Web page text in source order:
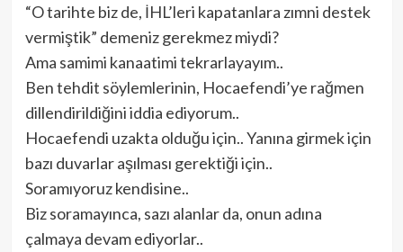
“O tarihte biz de, İHL’leri kapatanlara zımni destek
vermiştik” demeniz gerekmez miydi?
Ama samimi kanaatimi tekrarlayayım..
Ben tehdit söylemlerinin, Hocaefendi’ye rağmen
dillendirildiğini iddia ediyorum..
Hocaefendi uzakta olduğu için.. Yanına girmek için
bazı duvarlar aşılması gerektiği için..
Soramıyoruz kendisine..
Biz soramayınca, sazı alanlar da, onun adına
çalmaya devam ediyorlar..